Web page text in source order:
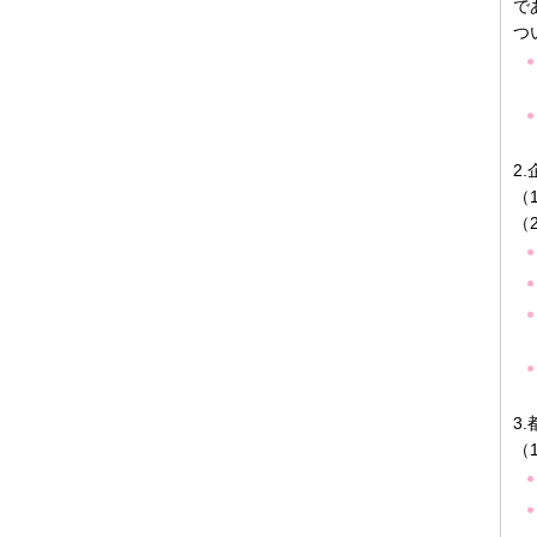
で
つ
2.
3.